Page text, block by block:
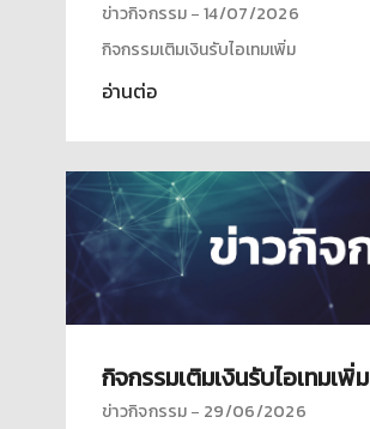
ข่าวกิจกรรม
14/07/2026
กิจกรรมเติมเงินรับไอเทมเพิ่ม
อ่านต่อ
กิจกรรมเติมเงินรับไอเทมเพิ่ม
ข่าวกิจกรรม
29/06/2026